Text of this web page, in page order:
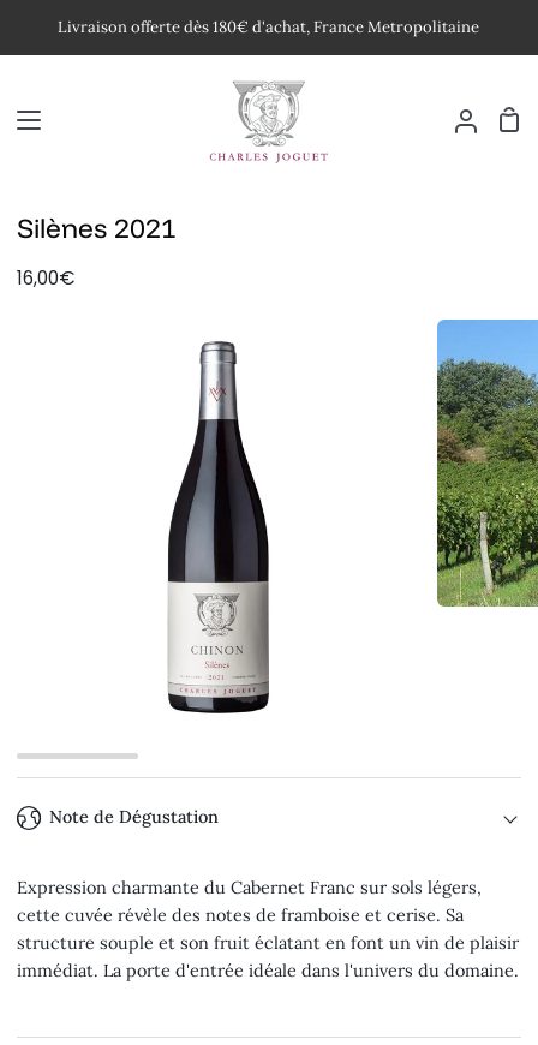
Livraison offerte dès 180€ d'achat, France Metropolitaine
Mon
Silènes 2021
16,00€
Note de Dégustation
Expression charmante du Cabernet Franc sur sols légers,
cette cuvée révèle des notes de framboise et cerise. Sa
structure souple et son fruit éclatant en font un vin de plaisir
immédiat. La porte d'entrée idéale dans l'univers du domaine.